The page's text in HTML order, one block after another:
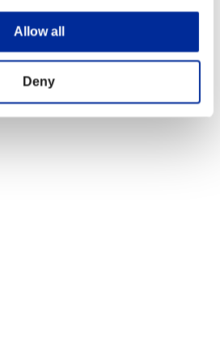
Allow all
Deny